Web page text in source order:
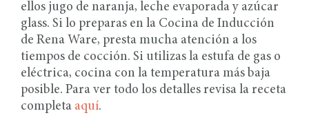
ellos jugo de naranja, leche evaporada y azúcar
glass. Si lo preparas en la Cocina de Inducción
de Rena Ware, presta mucha atención a los
tiempos de cocción. Si utilizas la estufa de gas o
eléctrica, cocina con la temperatura más baja
posible. Para ver todo los detalles revisa la receta
completa aquí.